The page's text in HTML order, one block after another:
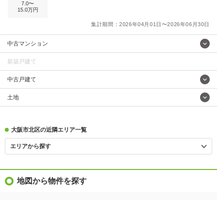
7.0〜
15.0万円
集計期間：2026年04月01日〜2026年06月30日
中古マンション
新築戸建て
中古戸建て
土地
大阪市北区の近隣エリア一覧
エリアから探す
地図から物件を探す